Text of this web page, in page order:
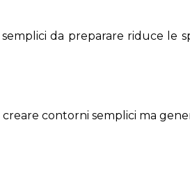
da preparare riduce le
contorni semplici ma